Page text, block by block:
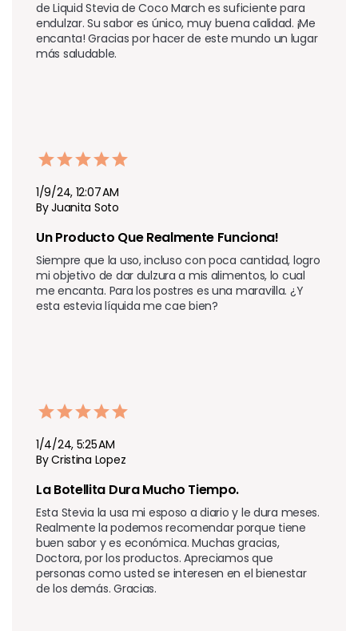
de Liquid Stevia de Coco March es suficiente para
endulzar. Su sabor es único, muy buena calidad. ¡Me
encanta! Gracias por hacer de este mundo un lugar
más saludable.
1/9/24, 12:07 AM
By Juanita Soto
Un Producto Que Realmente Funciona!
Siempre que la uso, incluso con poca cantidad, logro
mi objetivo de dar dulzura a mis alimentos, lo cual
me encanta. Para los postres es una maravilla. ¿Y
esta estevia líquida me cae bien?
1/4/24, 5:25 AM
By Cristina Lopez
La Botellita Dura Mucho Tiempo.
Esta Stevia la usa mi esposo a diario y le dura meses.
Realmente la podemos recomendar porque tiene
buen sabor y es económica. Muchas gracias,
Doctora, por los productos. Apreciamos que
personas como usted se interesen en el bienestar
de los demás. Gracias.